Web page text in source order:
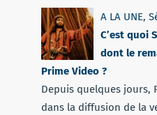
A LA UNE,
C’est quoi
dont le
Prime Video ?
Depuis quelques jours,
dans la diffusion de la